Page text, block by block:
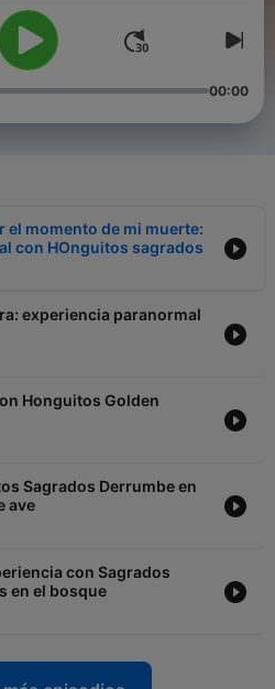
00:00
el momento de mi muerte:
con HOnguitos sagrados
experiencia paranormal
Honguitos Golden
Sagrados Derrumbe en
ave
con Sagrados
en el bosque